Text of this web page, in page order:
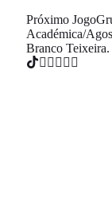
Próximo Jogo
Académica/
Branco Teixeira.